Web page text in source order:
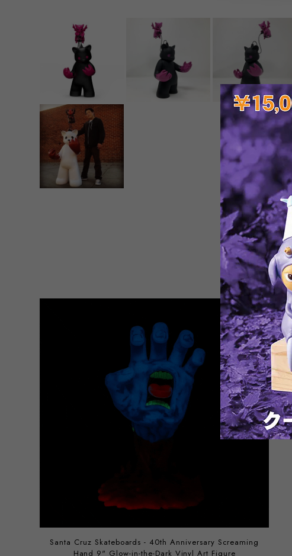
Santa Cruz Skateboards - 40th Anniversary Screaming
Hand 9" Glow-in-the-Dark Vinyl Art Figure